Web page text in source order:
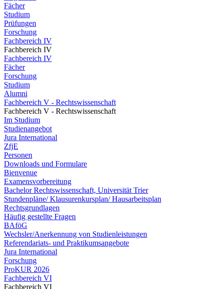
Fächer
Studium
Prüfungen
Forschung
Fachbereich IV
Fachbereich IV
Fachbereich IV
Fächer
Forschung
Studium
Alumni
Fachbereich V - Rechtswissenschaft
Fachbereich V - Rechtswissenschaft
Im Studium
Studienangebot
Jura International
ZfjE
Personen
Downloads und Formulare
Bienvenue
Examensvorbereitung
Bachelor Rechtswissenschaft, Universität Trier
Stundenpläne/ Klausurenkursplan/ Hausarbeitsplan
Rechtsgrundlagen
Häufig gestellte Fragen
BAföG
Wechsler/Anerkennung von Studienleistungen
Referendariats- und Praktikumsangebote
Jura International
Forschung
ProKUR 2026
Fachbereich VI
Fachbereich VI